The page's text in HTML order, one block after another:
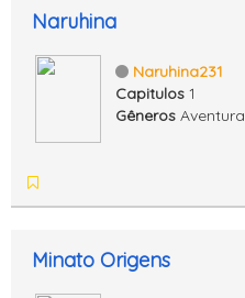
Naruhina
Naruhina231
Capitulos 1
Gêneros Aventura
Minato Origens